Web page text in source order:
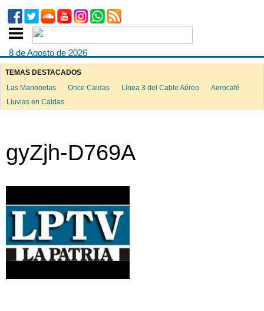
8 de Agosto de 2026
TEMAS DESTACADOS
Las Marionetas
Once Caldas Línea 3 del Cable Aéreo
Aerocafé
Lluvias en Caldas
gyZjh-D769A